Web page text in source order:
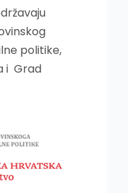
politike,
i Grad